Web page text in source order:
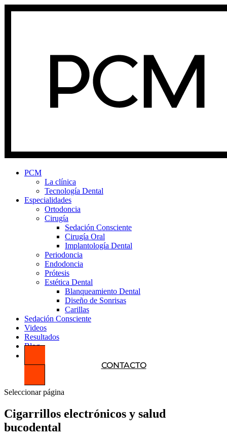
PCM
La clínica
Tecnología Dental
Especialidades
Ortodoncia
Cirugía
Sedación Consciente
Cirugía Oral
Implantología Dental
Periodoncia
Endodoncia
Prótesis
Estética Dental
Blanqueamiento Dental
Diseño de Sonrisas
Carillas
Sedación Consciente
Videos
Resultados
Blog
CONTACTO
Seleccionar página
Cigarrillos electrónicos y salud
bucodental